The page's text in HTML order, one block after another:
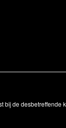
bij de